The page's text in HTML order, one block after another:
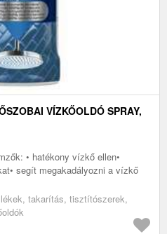
VÍZKŐOLDÓ SPRAY,
• hatékony vízkő ellen•
segít megakadályozni a vízkő
takarítás, tisztítószerek,